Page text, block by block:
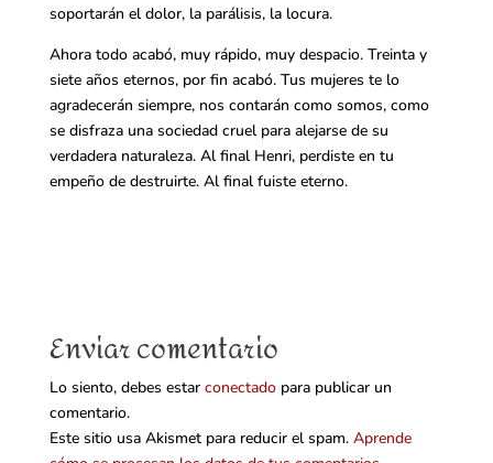
soportarán el dolor, la parálisis, la locura.
Ahora todo acabó, muy rápido, muy despacio. Treinta y
siete años eternos, por fin acabó. Tus mujeres te lo
agradecerán siempre, nos contarán como somos, como
se disfraza una sociedad cruel para alejarse de su
verdadera naturaleza. Al final Henri, perdiste en tu
empeño de destruirte. Al final fuiste eterno.
Enviar comentario
Lo siento, debes estar conectadopara publicar un
comentario.
Este sitio usa Akismet para reducir el spam. Aprende